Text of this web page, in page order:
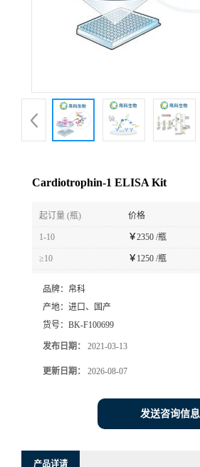
Cardiotrophin-1 ELISA Kit
起订量 (瓶) 价格
1-10 ￥2350 /瓶
≥10 ￥ 1250 /瓶
品牌： 帛科
产地： 进口、国产
货号： BK-F100699
发布日期： 2021-03-13
更新日期： 2026-08-07
发送咨询信息
产品详请